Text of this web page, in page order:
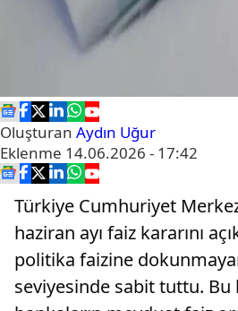
Oluşturan Aydın Uğur
Eklenme 14.06.2026 - 17:42
Türkiye Cumhuriyet
haziran ayı faiz kararını
politika faizine
seviyesinde sabit tuttu. Bu